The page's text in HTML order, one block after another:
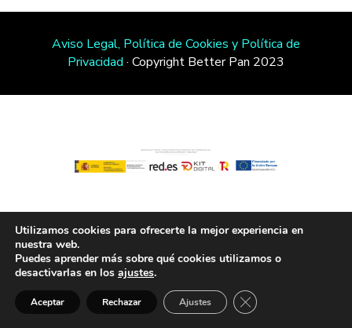
Aviso Legal, Política de Cookies y Política de
Privacidad · Copyright Better Pan 2023
Utilizamos cookies para ofrecerte la mejor experiencia en
nuestra web.
Puedes aprender más sobre qué cookies utilizamos o
desactivarlas en los ajustes.
Aceptar Rechazar Ajustes Close GDPR Cookie